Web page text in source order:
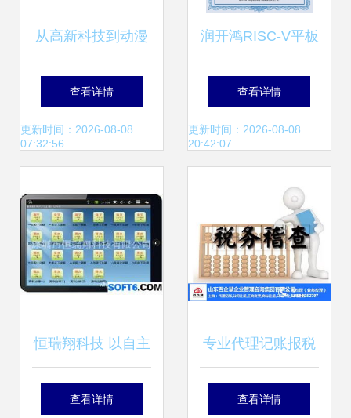
从高新科技到动漫
创想 艾特凡斯的多
元化经营矩阵
查看详情
更新时间：2026-08-08
07:32:56
润开鸿RISC-V平板
电脑荣获2023年度
行业信息技术应用
查看详情
更新时间：2026-08-08
20:42:07
恒瑞翔科技 以自主
创新引领安卓平板
查看详情
专业代理记账报税
服务 百企慧推荐商
查看详情